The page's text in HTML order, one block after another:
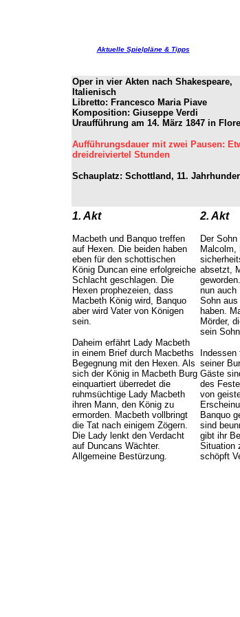
Aktuelle Spielpläne & Tipps
Oper in vier Akten nach Shakespeare,
Italienisch
Libretto: Francesco Maria Piave
Komposition: Giuseppe Verdi
Uraufführung am 14. März 1847 in
Aufführungsdauer mit zwei Pausen:
dreidreiviertel Stunden
Schauplatz: Schottland, 11.
1. Akt
Macbeth und Banquo treffen
auf Hexen. Die beiden haben
eben für den schottischen
König Duncan eine erfolgreiche
Schlacht geschlagen. Die
Hexen prophezeien, dass
Macbeth König wird, Banquo
aber wird Vater von Königen
sein.
Daheim erfährt Lady Macbeth
in einem Brief durch Macbeths
Begegnung mit den Hexen. Als
sich der König in Macbeth Burg
einquartiert überredet die
ruhmsüchtige Lady Macbeth
ihren Mann, den König zu
ermorden. Macbeth vollbringt
die Tat nach einigem Zögern.
Die Lady lenkt den Verdacht
auf Duncans Wächter.
Allgemeine Bestürzung.
2. Akt
Der
Malcolm,
absetzt,
nun auch
Sohn
haben.
Mörder,
sein
seiner
Gäste
des
von
Banquo
sind
gibt ihr
Situation
schöpft